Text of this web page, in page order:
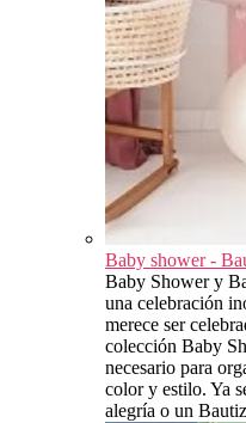
Baby shower -
Baby Shower y
una celebración
merece ser
colección Baby
necesario para
color y estilo. Ya
alegría o un